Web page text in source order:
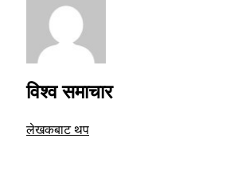
विश्व समाचार
लेखकबाट थप